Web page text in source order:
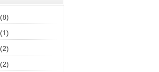
(8)
(1)
(2)
(2)